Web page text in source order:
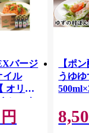
バージ
イル
オリー
ル エキ
オリー
ストラ
円
【ポ
うゆ